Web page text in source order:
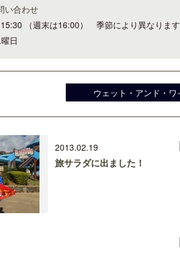
い合わせ
（週末は16:00） 季節により異なりま
日
ウェット・アンド・
2013.02.19
旅サラダに出ました！
新